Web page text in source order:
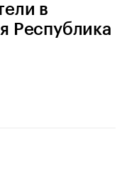
в
Республика